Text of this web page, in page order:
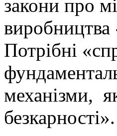
закони про
виробництва
Потрібні
механізми,
безкарності».